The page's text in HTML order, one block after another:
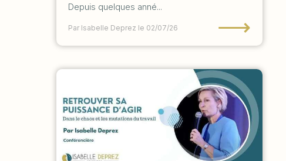
Depuis quelques anné...
Par Isabelle Deprez le 02/07/26 ⟶